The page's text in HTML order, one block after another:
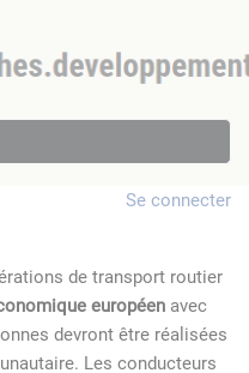
Se connecter
de transport routier
européen avec
devront être réalisées
Les conducteurs